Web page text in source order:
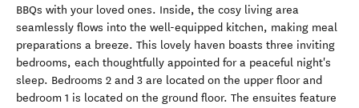
BBQs with your loved ones. Inside, the cosy living area
seamlessly flows into the well-equipped kitchen, making meal
preparations a breeze. This lovely haven boasts three inviting
bedrooms, each thoughtfully appointed for a peaceful night's
sleep. Bedrooms 2 and 3 are located on the upper floor and
bedroom 1 is located on the ground floor. The ensuites feature